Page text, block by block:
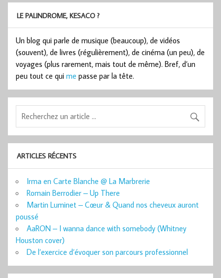
LE PALINDROME, KESACO ?
Un blog qui parle de musique (beaucoup), de vidéos
(souvent), de livres (régulièrement), de cinéma (un peu), de
voyages (plus rarement, mais tout de même). Bref, d’un
peu tout ce qui me passe par la tête.
ARTICLES RÉCENTS
Irma en Carte Blanche @ La Marbrerie
Romain Berrodier – Up There
Martin Luminet – Cœur & Quand nos cheveux auront
poussé
AaRON – I wanna dance with somebody (Whitney
Houston cover)
De l’exercice d’évoquer son parcours professionnel